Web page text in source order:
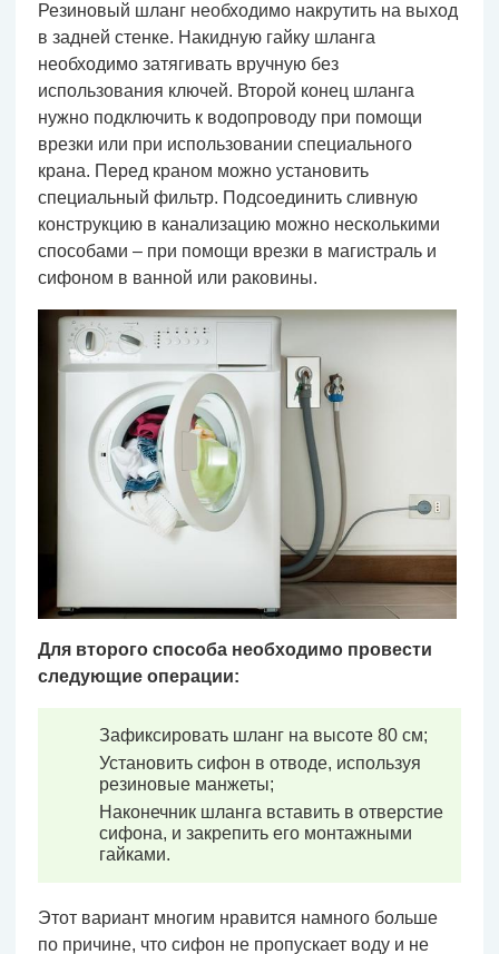
Резиновый шланг необходимо накрутить на выход
в задней стенке. Накидную гайку шланга
необходимо затягивать вручную без
использования ключей. Второй конец шланга
нужно подключить к водопроводу при помощи
врезки или при использовании специального
крана. Перед краном можно установить
специальный фильтр. Подсоединить сливную
конструкцию в канализацию можно несколькими
способами – при помощи врезки в магистраль и
сифоном в ванной или раковины.
Для второго способа необходимо провести
следующие операции:
Зафиксировать шланг на высоте 80 см;
Установить сифон в отводе, используя
резиновые манжеты;
Наконечник шланга вставить в отверстие
сифона, и закрепить его монтажными
гайками.
Этот вариант многим нравится намного больше
по причине, что сифон не пропускает воду и не